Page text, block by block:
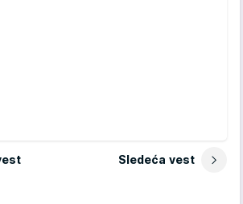
Sledeća vest